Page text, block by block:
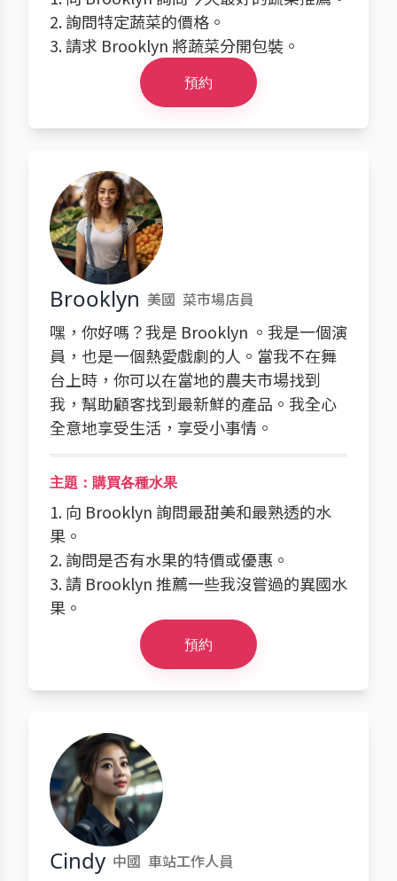
2. 詢問特定蔬菜的價格。
3. 請求 Brooklyn 將蔬菜分開包裝。
預約
Brooklyn 美國 菜市場店員
嘿，你好嗎？我是 Brooklyn 。我是一個演
員，也是一個熱愛戲劇的人。當我不在舞
台上時，你可以在當地的農夫市場找到
我，幫助顧客找到最新鮮的產品。我全心
全意地享受生活，享受小事情。
主題：購買各種水果
1. 向 Brooklyn 詢問最甜美和最熟透的水
果。
2. 詢問是否有水果的特價或優惠。
3. 請 Brooklyn 推薦一些我沒嘗過的異國水
果。
預約
Cindy 中國 車站工作人員